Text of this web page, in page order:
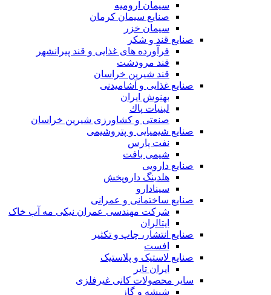
سیمان ارومیه
صنایع سیمان کرمان
سیمان خزر
صنایع قند و شکر
فرآورده های غذایی و قند پیرانشهر
قند مرودشت
قند شیرین خراسان
صنایع غذايی و آشاميدنی
بهنوش ایران
لبنيات پاك
صنعتی و کشاورزی شیرین خراسان
صنایع شیمیایی و پتروشیمی
نفت پارس
شیمی بافت
صنایع دارویی
هلدینگ داروپخش
سینادارو
صنایع ساختمانی و عمرانی
شرکت مهندسی عمران نیکی مه آب خاک
ایتالران
صنایع انتشار، چاپ و تکثير
افست
صنایع لاستیک و پلاستیک
ایران تایر
ساير محصولات كانی غيرفلزی
شیشه و گاز